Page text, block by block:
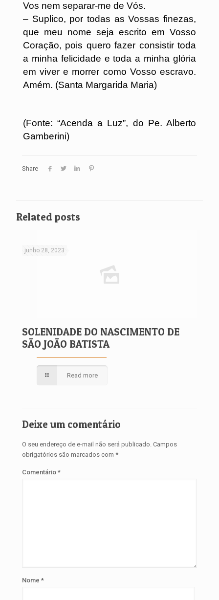
Vos nem separar-me de Vós.
– Suplico, por todas as Vossas finezas,
que meu nome seja escrito em Vosso
Coração, pois quero fazer consistir toda
a minha felicidade e toda a minha glória
em viver e morrer como Vosso escravo.
Amém. (Santa Margarida Maria)
(Fonte: “Acenda a Luz”, do Pe. Alberto
Gamberini)
Share
Related posts
junho 28, 2023
SOLENIDADE DO NASCIMENTO DE
SÃO JOÃO BATISTA
Read more
Deixe um comentário
O seu endereço de e-mail não será publicado. Campos
obrigatórios são marcados com *
Comentário *
Nome *